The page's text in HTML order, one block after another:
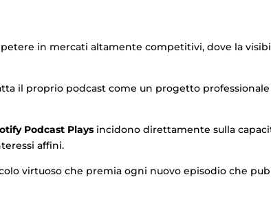
in mercati altamente competitivi, dove la
il proprio podcast come un progetto
Podcast Plays incidono direttamente sulla
affini.
virtuoso che premia ogni nuovo episodio che